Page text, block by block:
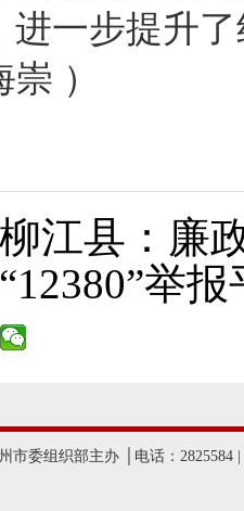
进一步提升
）
柳江县：廉
举
市委组织部主办 │电话：2825584